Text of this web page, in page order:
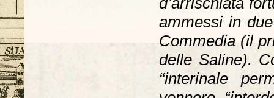
ammessi in
Commedia (il
delle Saline).
“interinale